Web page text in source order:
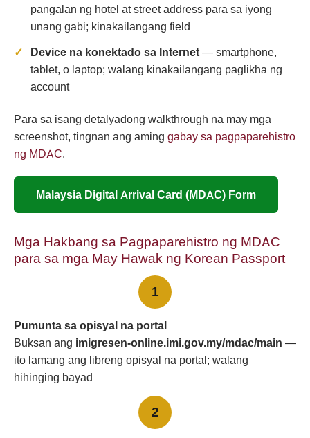
pangalan ng hotel at street address para sa iyong
unang gabi; kinakailangang field
Device na konektado sa Internet— smartphone,
tablet, o laptop; walang kinakailangang paglikha ng
account
Para sa isang detalyadong walkthrough na may mga
screenshot, tingnan ang aming gabay sa pagpaparehistro
ng MDAC.
Malaysia Digital Arrival Card (MDAC) Form
Mga Hakbang sa Pagpaparehistro ng MDAC
para sa mga May Hawak ng Korean Passport
1
Pumunta sa opisyal na portal
Buksan ang imigresen-online.imi.gov.my/mdac/main —
ito lamang ang libreng opisyal na portal; walang
hihinging bayad
2